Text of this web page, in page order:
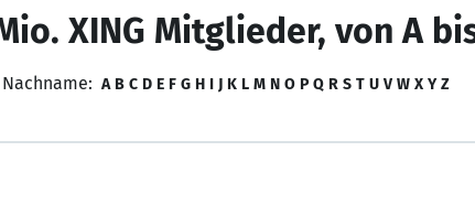
XING Mitglieder, von A
Nachname: A B C D E F G H I J K L M N O P Q R S T U V W X Y Z